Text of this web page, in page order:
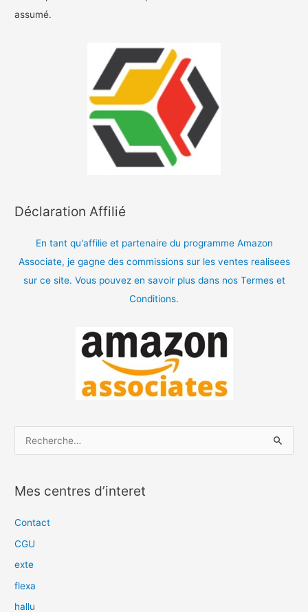
assumé.
Déclaration Affilié
En tant qu'affilie et partenaire du programme Amazon
Associate, je gagne des commissions sur les ventes realisees
sur ce site. Vous pouvez en savoir plus dans nos Termes et
Conditions.
h
e
e
Mes centres d’interet
Contact
CGU
exte
flexa
hallu